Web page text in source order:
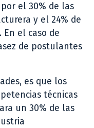
el 30% de las
y el 24% de
el caso de
de postulantes
es que los
técnicas
un 30% de las